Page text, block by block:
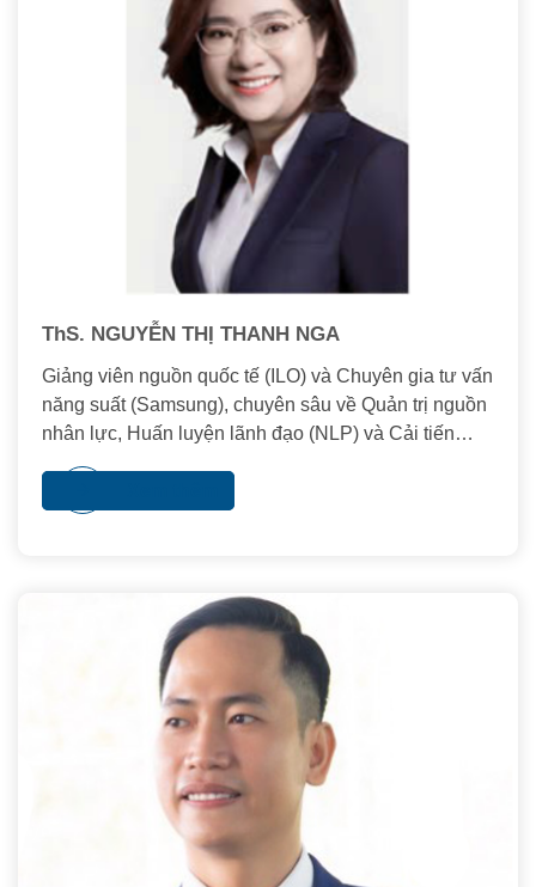
ThS. NGUYỄN THỊ THANH NGA
Giảng viên nguồn quốc tế (ILO) và Chuyên gia tư vấn
năng suất (Samsung), chuyên sâu về Quản trị nguồn
nhân lực, Huấn luyện lãnh đạo (NLP) và Cải tiến
hiệu suất tổ chức.